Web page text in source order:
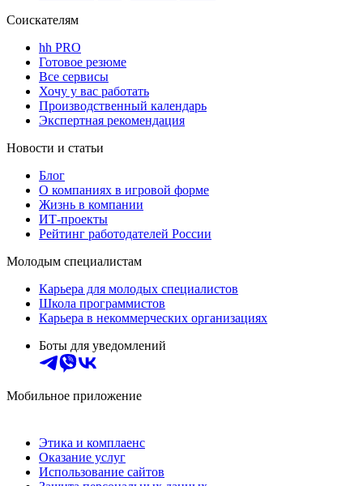
Соискателям
hh PRO
Готовое резюме
Все сервисы
Хочу у вас работать
Производственный календарь
Экспертная рекомендация
Новости и статьи
Блог
О компаниях в игровой форме
Жизнь в компании
ИТ-проекты
Рейтинг работодателей России
Молодым специалистам
Карьера для молодых специалистов
Школа программистов
Карьера в некоммерческих организациях
Боты для уведомлений
Мобильное приложение
Этика и комплаенс
Оказание услуг
Использование сайтов